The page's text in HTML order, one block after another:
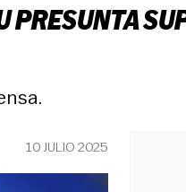
10 JULIO 2025